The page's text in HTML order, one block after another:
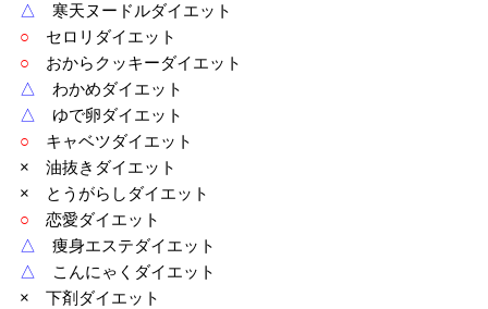
△
寒天ヌードルダイエット
○ セロリダイエット
○ おからクッキーダイエット
△
わかめダイエット
△
ゆで卵ダイエット
○ キャベツダイエット
× 油抜きダイエット
× とうがらしダイエット
○ 恋愛ダイエット
△
痩身エステダイエット
△
こんにゃくダイエット
× 下剤ダイエット